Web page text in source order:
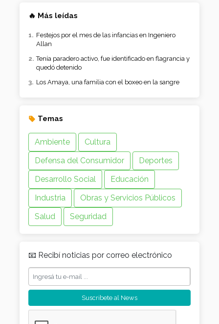
🔥 Más leídas
Festejos por el mes de las infancias en Ingeniero
Allan
Tenía paradero activo, fue identificado en flagrancia y
quedó detenido
Los Amaya, una familia con el boxeo en la sangre
Temas
Ambiente
Cultura
Defensa del Consumidor
Deportes
Desarrollo Social
Educación
Industria
Obras y Servicios Públicos
Salud
Seguridad
📧 Recibí noticias por correo electrónico